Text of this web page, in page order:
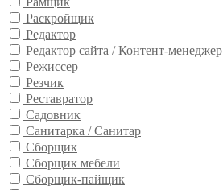
Раскройщик
Редактор
Редактор сайта / Контент-менеджер
Режиссер
Резчик
Реставратор
Садовник
Санитарка / Санитар
Сборщик
Сборщик мебели
Сборщик-пайщик